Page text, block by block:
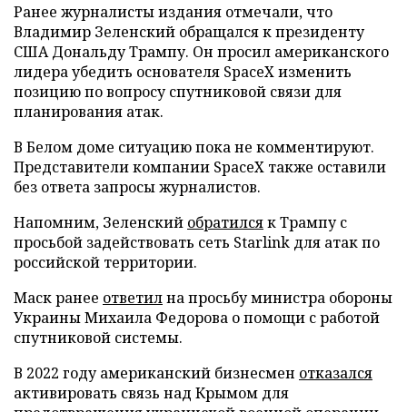
Ранее журналисты издания отмечали, что
Владимир Зеленский обращался к президенту
США Дональду Трампу. Он просил американского
лидера убедить основателя SpaceX изменить
позицию по вопросу спутниковой связи для
планирования атак.
В Белом доме ситуацию пока не комментируют.
Представители компании SpaceX также оставили
без ответа запросы журналистов.
Напомним, Зеленский обратилсяк Трампу с
просьбой задействовать сеть Starlink для атак по
российской территории.
Маск ранее ответилна просьбу министра обороны
Украины Михаила Федорова о помощи с работой
спутниковой системы.
В 2022 году американский бизнесмен отказался
активировать связь над Крымом для